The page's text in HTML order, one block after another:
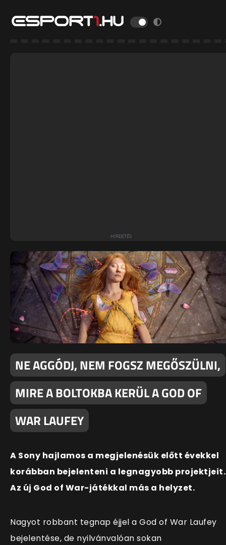
NE AGGÓDJ, NEM FOGSZ MEGŐSZÜLNI,
MIRE A BOLTOKBA KERÜL A GOD OF
WAR LAUFEY
A Sony hajlamos a megjelenésük előtt évekkel
korábban bejelenteni a legnagyobb projektjeit.
Az új God of War-játékkal más a helyzet.
Nagyot robbant tegnap éjjel a God of War Laufey
bejelentése, de nyilvánvalóan sokan